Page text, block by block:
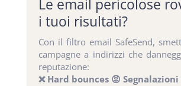
Le email pericolose
i tuoi risultati?
Con il filtro email SafeSend,
campagne a indirizzi che
reputazione:
❌ Hard bounces 😡